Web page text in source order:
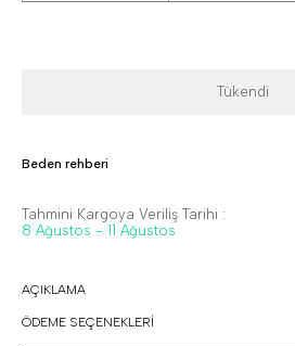
Tükendi
Beden rehberi
Tahmini Kargoya Veriliş Tarihi :
8 Ağustos - 11 Ağustos
AÇIKLAMA
ÖDEME SEÇENEKLERİ